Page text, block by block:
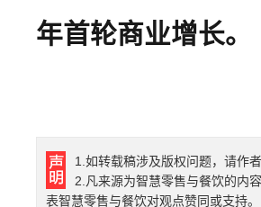
年首轮商业增长。
1.如转载稿涉及版权问题，请作
2.凡来源为智慧零售与餐饮的内
表智慧零售与餐饮对观点赞同或支持。